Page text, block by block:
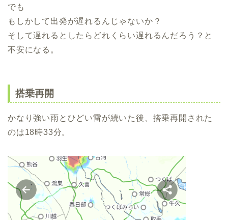
でも
もしかして出発が遅れるんじゃないか？
そして遅れるとしたらどれくらい遅れるんだろう？と
不安になる。
搭乗再開
かなり強い雨とひどい雷が続いた後、搭乗再開された
のは18時33分。